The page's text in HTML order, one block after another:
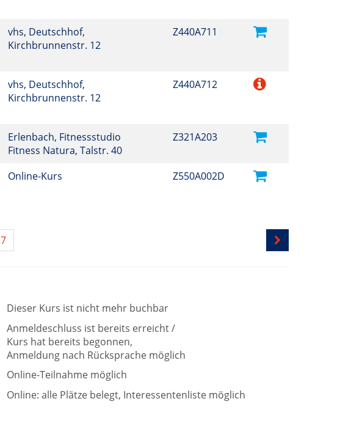
vhs, Deutschhof,
Kirchbrunnenstr. 12
Z440A711
vhs, Deutschhof,
Kirchbrunnenstr. 12
Z440A712
Erlenbach, Fitnessstudio
Fitness Natura, Talstr. 40
Z321A203
Online-Kurs Z550A002D
7
Dieser Kurs ist nicht mehr buchbar
Anmeldeschluss ist bereits erreicht /
Kurs hat bereits begonnen,
Anmeldung nach Rücksprache möglich
Online-Teilnahme möglich
Online: alle Plätze belegt, Interessentenliste möglich